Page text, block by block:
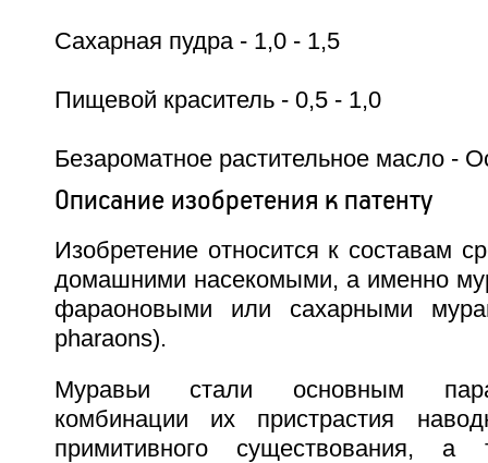
Сахарная пудра - 1,0 - 1,5
Пищевой краситель - 0,5 - 1,0
Безароматное растительное масло -
Описание изобретения к патенту
Изобретение относится к составам
домашними насекомыми, а именно
фараоновыми или сахарными
pharaons).
Муравьи стали основным
комбинации их пристрастия
примитивного существования, а